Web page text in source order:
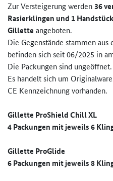
Zur Versteigerung werden36
Rasierklingen und 1
Gillette angeboten.
Die Gegenstände stammen
befinden sich seit 06/2025 in
Die Packungen sind ungeöffnet.
Es handelt sich um
CE Kennzeichnung vorhanden.
Gillette ProShield Chill XL
4 Packungen mit jeweils 6
Gillette ProGlide
6 Packungen mit jeweils 8